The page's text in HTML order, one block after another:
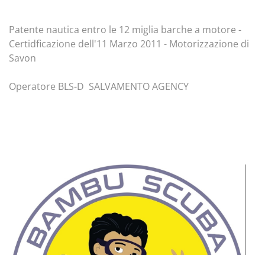
Patente nautica entro le 12 miglia barche a motore -
Certidficazione dell'11 Marzo 2011 - Motorizzazione di
Savon
Operatore BLS-D SALVAMENTO AGENCY